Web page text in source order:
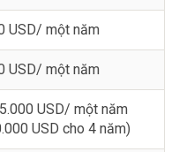
USD/ một năm
USD/ một năm
USD/ một năm
USD cho 4 năm)